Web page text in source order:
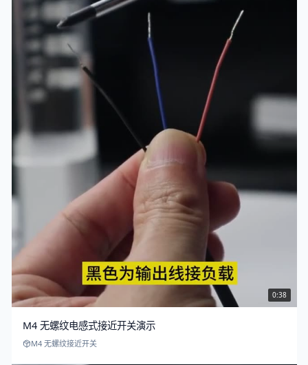
0:38
M4 无螺纹电感式接近开关演示
M4 无螺纹接近开关